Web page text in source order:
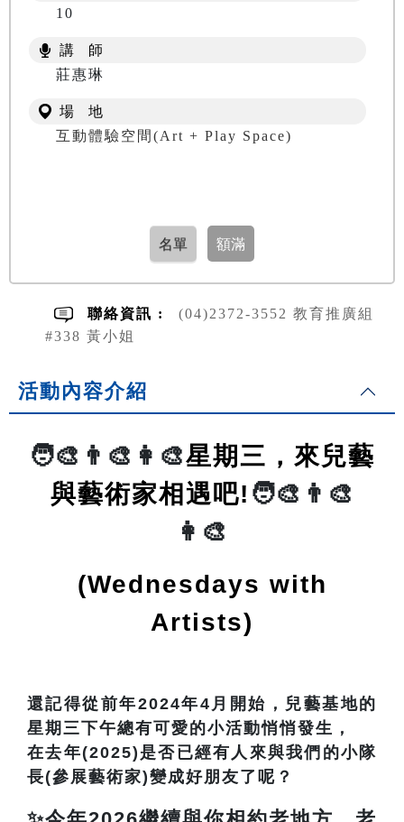
10
講 師
莊惠琳
場 地
互動體驗空間(Art + Play Space)
聯絡資訊 :
(04)2372-3552 教育推廣組
#338 黃小姐
活動內容介紹
🧑‍🎨👨‍🎨👩‍🎨星期三，來兒藝
與藝術家相遇吧! 🧑‍🎨👨‍🎨
👩‍🎨
(Wednesdays with
Artists)
還記得從前年2024年4月開始，兒藝基地的
星期三下午總有可愛的小活動悄悄發生，
在去年(2025)是否已經有人來與我們的小隊
長(參展藝術家)變成好朋友了呢？